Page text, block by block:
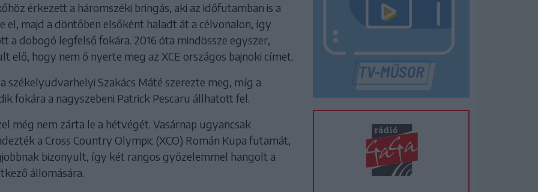
érkezett a háromszéki bringás, aki az időfutamban is a
el, majd a döntőben elsőként haladt át a célvonalon, így
a dobogó legfelső fokára. 2016 óta mindössze egyszer,
elő, hogy nem ő nyerte meg az XCE országos bajnoki címet.
székelyudvarhelyi Szakács Máté szerezte meg, míg a
fokára a nagyszebeni Patrick Pescaru állhatott fel.
még nem zárta le a hétvégét. Vasárnap ugyancsak
a Cross Country Olympic (XCO) Román Kupa futamát,
bizonyult, így két rangos győzelemmel hangolt a
állomására.